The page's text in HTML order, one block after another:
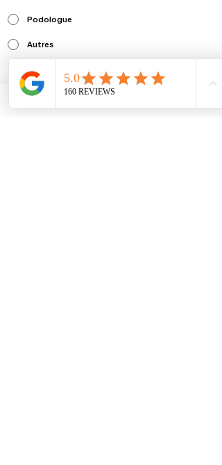
Podologue
Autres
Saisissez votre profession
J’accepte que les informations saisies soient
utilisées pour le traitement de ma demande et